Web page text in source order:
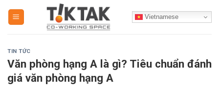
Vietnamese
TIN TỨC
Văn phòng hạng A là gì? Tiêu chuẩn đánh
giá văn phòng hạng A